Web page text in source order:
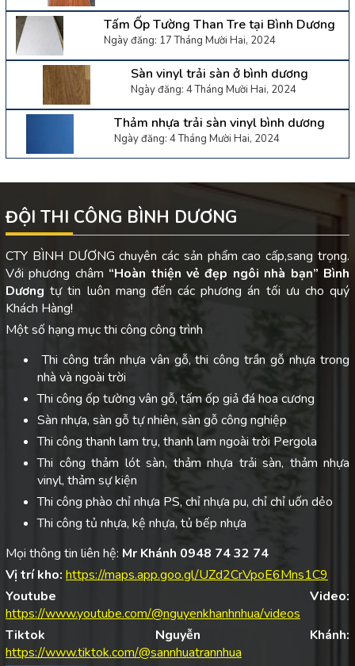
Tấm Ốp Tường Than Tre tại Bình Dương
Ngày đăng: 17 Tháng Mười Hai, 2024
Sàn vinyl trải sàn ở bình dương
Ngày đăng: 4 Tháng Mười Hai, 2024
Thảm nhựa trải sàn vinyl bình dương
Ngày đăng: 4 Tháng Mười Hai, 2024
ĐỘI THI CÔNG BÌNH DƯƠNG
CTY BÌNH DƯƠNG chuyên các sản phẩm cao cấp,sang trọng.
Với phương châm “Hoàn thiện vẻ đẹp ngôi nhà bạn” Bình
Dươngtự tin luôn mang đến các phương án tối ưu cho quý
Khách Hàng!
Một số hạng mục thi công công trình
Thi công trần nhựa vân gỗ, thi công trần gỗ nhựa trong
nhà và ngoài trời
Thi công ốp tường vân gỗ, tấm ốp giả đá hoa cương
Sàn nhựa, sàn gỗ tự nhiên, sàn gỗ công nghiệp
Thi công thanh lam trụ, thanh lam ngoài trời Pergola
Thi công thảm lót sàn, thảm nhựa trải sàn, thảm nhựa
vinyl, thảm sự kiện
Thi công phào chỉ nhựa PS, chỉ nhựa pu, chỉ chỉ uốn dẻo
Thi công tủ nhựa, kệ nhựa, tủ bếp nhựa
Mọi thông tin liên hệ: Mr Khánh 0948 74 32 74
Vị trí kho: https://maps.app.goo.gl/UZd2CrVpoE6Mns1C9
Youtube Video:
https://www.youtube.com/@nguyenkhanhnhua/videos
Tiktok Nguyễn Khánh:
https://www.tiktok.com/@sannhuatrannhua